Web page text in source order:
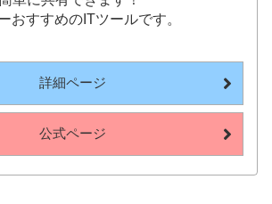
おすすめのITツールです。
詳細ページ
公式ページ